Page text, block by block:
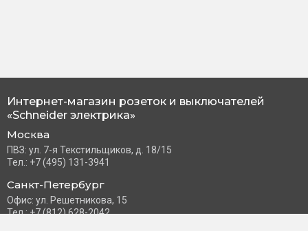
Интернет-магазин розеток и выключателей
«Schneider электрика»
Москва
ПВЗ: ул. 7-я Текстильщиков, д. 18/15
Тел.: +7 (495) 131-3941
Санкт-Петербург
Офис: ул. Решетникова, 15
Тел.: +7 (812) 628-2042